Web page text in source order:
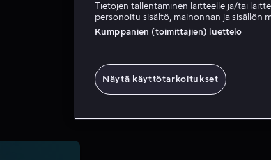
Tietojen tallentaminen laitteelle ja/tai
personoitu sisältö, mainonnan ja sisällön
Kumppanien (toimittajien) luettelo
Näytä käyttötarkoitukset